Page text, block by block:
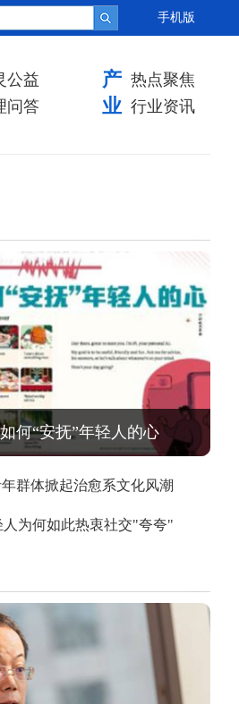
手机版
公益
问答
产
业
热点聚焦
行业资讯
何“安抚”年轻人的心
群体掀起治愈系文化风潮
为何如此热衷社交"夸夸"